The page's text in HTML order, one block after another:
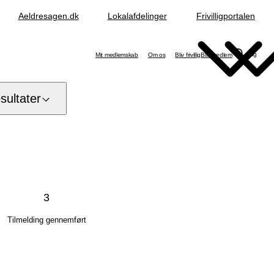
Aeldresagen.dk Lokalafdelinger Frivilligportalen
Mit medlemskab Om os Bliv frivilligBliv medlem Søg
3
Tilmelding gennemført